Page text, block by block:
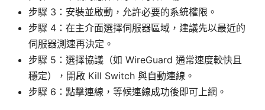
步驟 3：安裝並啟動，允許必要的系統權限。
步驟 4：在主介面選擇伺服器區域，建議先以最近的
伺服器測速再決定。
步驟 5：選擇協議（如 WireGuard 通常速度較快且
穩定），開啟 Kill Switch 與自動連線。
步驟 6：點擊連線，等候連線成功後即可上網。